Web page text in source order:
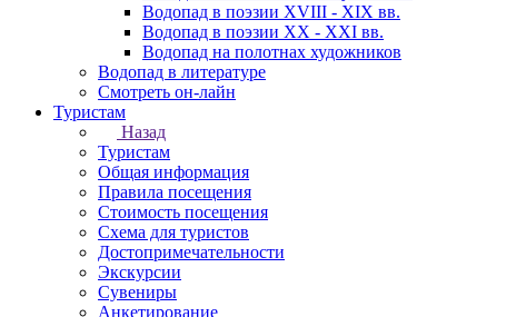
Водопад в поэзии XVIII - XIX вв.
Водопад в поэзии XX - XXI вв.
Водопад на полотнах художников
Водопад в литературе
Смотреть он-лайн
Туристам
Назад
Туристам
Общая информация
Правила посещения
Стоимость посещения
Схема для туристов
Достопримечательности
Экскурсии
Сувениры
Анкетирование